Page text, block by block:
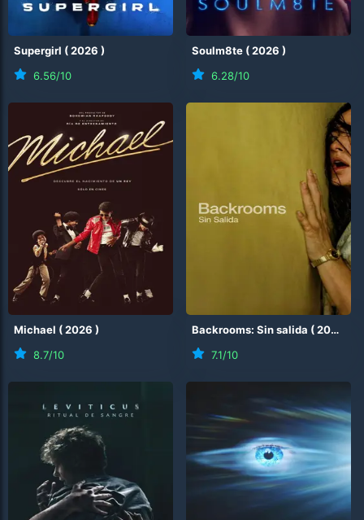
Supergirl (2026 )
6.56/10
Soulm8te (2026 )
6.28/10
Michael (2026 )
8.7/10
Backrooms: Sin salida (2026
7.1/10